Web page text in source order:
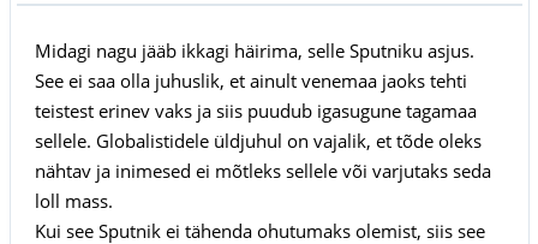
Midagi nagu jääb ikkagi häirima, selle Sputniku asjus.
See ei saa olla juhuslik, et ainult venemaa jaoks tehti
teistest erinev vaks ja siis puudub igasugune tagamaa
sellele. Globalistidele üldjuhul on vajalik, et tõde oleks
nähtav ja inimesed ei mõtleks sellele või varjutaks seda
loll mass.
Kui see Sputnik ei tähenda ohutumaks olemist, siis see